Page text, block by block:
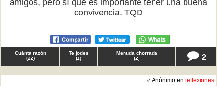
amigos, pero sí que es importante tener una buena
convivencia. TQD
Cuánta razón
(22)
Te jodes
(1)
Menuda chorrada
(2) 2
♂ Anónimo en reflexiones